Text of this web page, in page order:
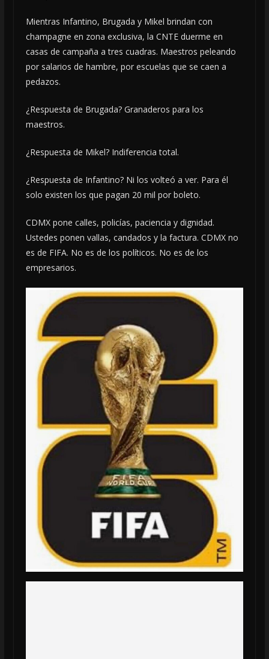
Mientras Infantino, Brugada y Mikel brindan con
champagne en zona exclusiva, la CNTE duerme en
casas de campaña a tres cuadras. Maestros peleando
por salarios de hambre, por escuelas que se caen a
pedazos.
¿Respuesta de Brugada? Granaderos para los
maestros.
¿Respuesta de Mikel? Indiferencia total.
¿Respuesta de Infantino? Ni los volteó a ver. Para él
solo existen los que pagan 20 mil por boleto.
CDMX pone calles, policías, paciencia y dignidad.
Ustedes ponen vallas, candados y la factura. CDMX no
es de FIFA. No es de los políticos. No es de los
empresarios.